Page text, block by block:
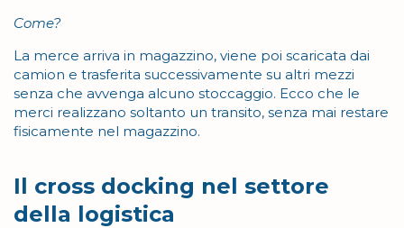
Come?
La merce arriva in magazzino, viene poi scaricata dai
camion e trasferita successivamente su altri mezzi
senza che avvenga alcuno stoccaggio. Ecco che le
merci realizzano soltanto un transito, senza mai restare
fisicamente nel magazzino.
Il cross docking nel settore
della logistica